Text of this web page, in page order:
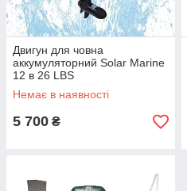
Двигун для човна
аккумуляторний Solar Marine
12 в 26 LBS
Немає в наявності
5 700 ₴